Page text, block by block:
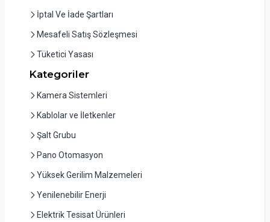
İptal Ve İade Şartları
Mesafeli Satış Sözleşmesi
Tüketici Yasası
Kategoriler
Kamera Sistemleri
Kablolar ve İletkenler
Şalt Grubu
Pano Otomasyon
Yüksek Gerilim Malzemeleri
Yenilenebilir Enerji
Elektrik Tesisat Ürünleri